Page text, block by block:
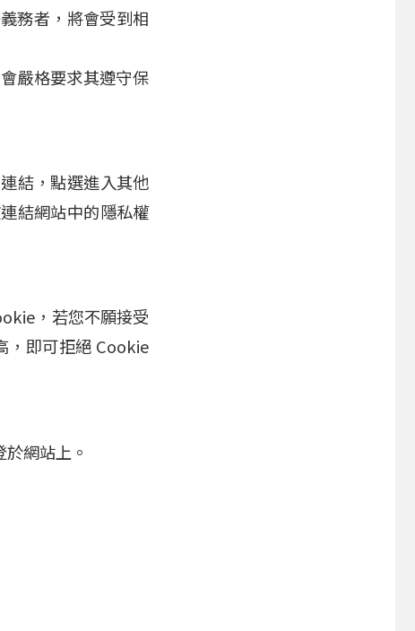
務者，將會受到相
嚴格要求其遵守保
結，點選進入其他
結網站中的隱私權
，若您不願接受
，即可拒絕 Cookie
網站上。